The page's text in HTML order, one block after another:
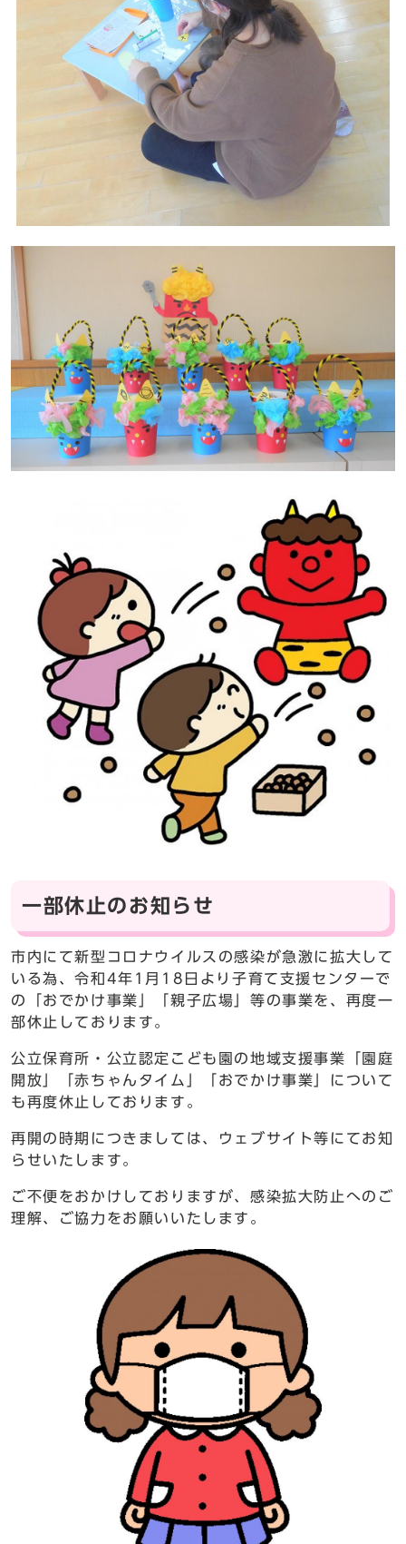
一部休止のお知らせ
市内にて新型コロナウイルスの感染が急激に拡大して
いる為、令和4年1月18日より子育て支援センターで
の「おでかけ事業」「親子広場」等の事業を、再度一
部休止しております。
公立保育所・公立認定こども園の地域支援事業「園庭
開放」「赤ちゃんタイム」「おでかけ事業」について
も再度休止しております。
再開の時期につきましては、ウェブサイト等にてお知
らせいたします。
ご不便をおかけしておりますが、感染拡大防止へのご
理解、ご協力をお願いいたします。